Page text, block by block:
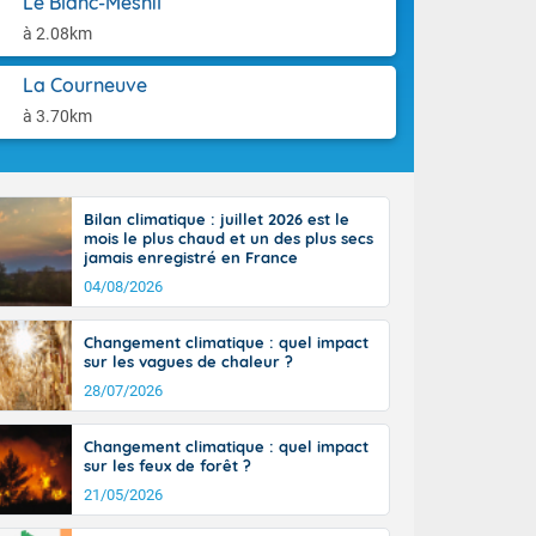
à 2.08km
La Courneuve
à 3.70km
ensoleillée,
une
le vent
tramontane
elles
et
sur le
Alpes à
terres et 20
Bilan climatique : juillet 2026 est le
mois le plus chaud et un des plus secs
jamais enregistré en France
04/08/2026
Changement climatique : quel impact
sur les vagues de chaleur ?
28/07/2026
Changement climatique : quel impact
sur les feux de forêt ?
21/05/2026